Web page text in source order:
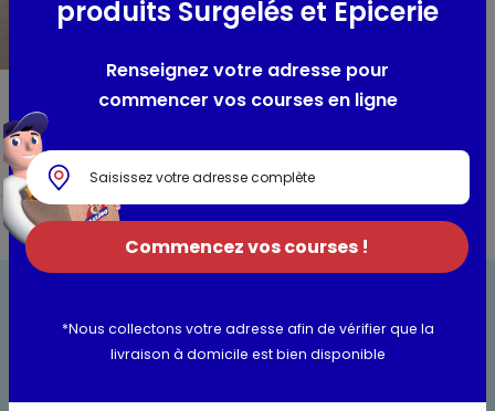
kangourou
Dam
250g
produits Surgelés et Epicerie
Renseignez votre adresse pour
commencer vos courses en ligne
Commencez vos courses !
*Nous collectons votre adresse afin de vérifier que la
livraison à domicile est bien disponible